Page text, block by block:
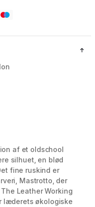
af et oldschool
silhuet, en blød
fine ruskind er
Mastrotto, der
Leather Working
læderets økologiske